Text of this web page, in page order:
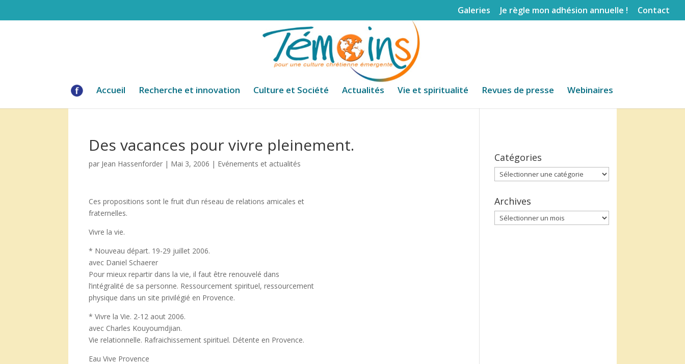
Galeries Je règle mon adhésion annuelle ! Contact
Accueil Recherche et innovation Culture et Société Actualités Vie et spiritualité Revues de presse Webinaires
Des vacances pour vivre pleinement.
par Jean Hassenforder | Mai 3, 2006 | Evénements et actualités
Ces propositions sont le fruit d’un réseau de relations amicales et
fraternelles.
Vivre la vie.
* Nouveau départ. 19-29 juillet 2006.
avec Daniel Schaerer
Pour mieux repartir dans la vie, il faut être renouvelé dans
l’intégralité de sa personne. Ressourcement spirituel, ressourcement
physique dans un site privilégié en Provence.
* Vivre la Vie. 2-12 aout 2006.
avec Charles Kouyoumdjian.
Vie relationnelle. Rafraichissement spirituel. Détente en Provence.
Eau Vive Provence
Catégories
Catégories
Archives
Archives